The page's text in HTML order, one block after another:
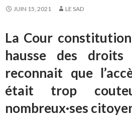
JUIN 15, 2021 LE SAD
La Cour
hausse des
reconnait que
était trop
nombreux·ses